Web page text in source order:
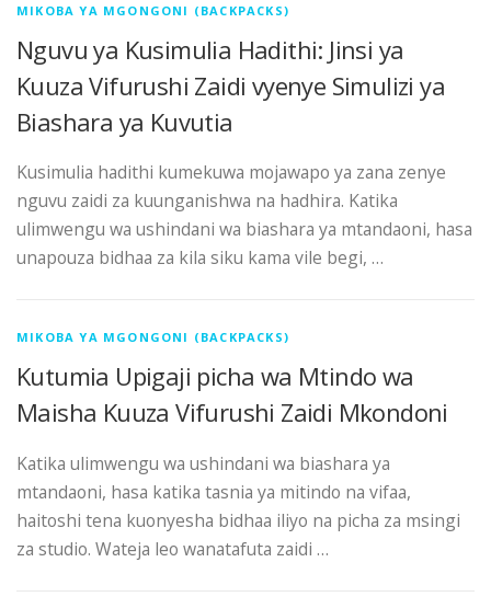
MIKOBA YA MGONGONI (BACKPACKS)
Nguvu ya Kusimulia Hadithi: Jinsi ya
Kuuza Vifurushi Zaidi vyenye Simulizi ya
Biashara ya Kuvutia
Kusimulia hadithi kumekuwa mojawapo ya zana zenye
nguvu zaidi za kuunganishwa na hadhira. Katika
ulimwengu wa ushindani wa biashara ya mtandaoni, hasa
unapouza bidhaa za kila siku kama vile begi, …
MIKOBA YA MGONGONI (BACKPACKS)
Kutumia Upigaji picha wa Mtindo wa
Maisha Kuuza Vifurushi Zaidi Mkondoni
Katika ulimwengu wa ushindani wa biashara ya
mtandaoni, hasa katika tasnia ya mitindo na vifaa,
haitoshi tena kuonyesha bidhaa iliyo na picha za msingi
za studio. Wateja leo wanatafuta zaidi …